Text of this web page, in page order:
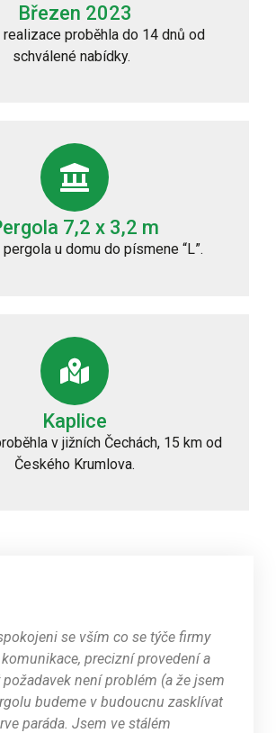
Březen 2023
realizace proběhla do 14 dnů od
schválené nabídky.
7,2 x 3,2 m
u domu do písmene “L”.
Kaplice
v jižních Čechách, 15 km od
Českého Krumlova.
se vším co se týče firmy
precizní provedení a
není problém (a že jsem
budeme v budoucnu zasklívat
paráda. Jsem ve stálém